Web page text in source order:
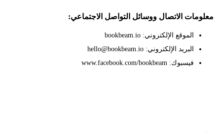
الاتصال ووسائل التواصل الاجتماعي:
الموقع الإلكتروني: bookbeam.io
البريد الإلكتروني: hello@bookbeam.io
فيسبوك: www.facebook.com/bookbeam